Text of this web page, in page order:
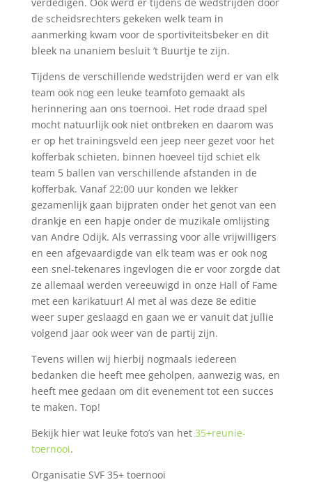
de scheidsrechters gekeken welk team in
aanmerking kwam voor de sportiviteitsbeker en dit
bleek na unaniem besluit ’t Buurtje te zijn.
Tijdens de verschillende wedstrijden werd er van elk
team ook nog een leuke teamfoto gemaakt als
herinnering aan ons toernooi. Het rode draad spel
mocht natuurlijk ook niet ontbreken en daarom was
er op het trainingsveld een jeep neer gezet voor het
kofferbak schieten, binnen hoeveel tijd schiet elk
team 5 ballen van verschillende afstanden in de
kofferbak. Vanaf 22:00 uur konden we lekker
gezamenlijk gaan bijpraten onder het genot van een
drankje en een hapje onder de muzikale omlijsting
van Andre Odijk. Als verrassing voor alle vrijwilligers
en een afgevaardigde van elk team was er ook nog
een snel-tekenares ingevlogen die er voor zorgde dat
ze allemaal werden vereeuwigd in onze Hall of Fame
met een karikatuur! Al met al was deze 8e editie
weer super geslaagd en gaan we er vanuit dat jullie
volgend jaar ook weer van de partij zijn.
Tevens willen wij hierbij nogmaals iedereen
bedanken die heeft mee geholpen, aanwezig was, en
heeft mee gedaan om dit evenement tot een succes
te maken. Top!
Bekijk hier wat leuke foto’s van het 35+reunie-
toernooi.
Organisatie SVF 35+ toernooi